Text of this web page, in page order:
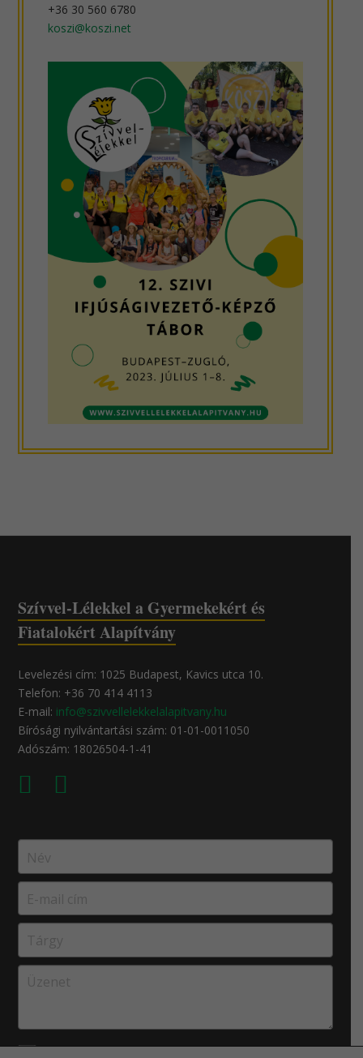
+36 30 560 6780
koszi@koszi.net
Szívvel-Lélekkel a Gyermekekért és
Fiatalokért Alapítvány
Levelezési cím: 1025 Budapest, Kavics utca 10.
Telefon: +36 70 414 4113
E-mail: info@szivvellelekkelalapitvany.hu
Bírósági nyilvántartási szám: 01-01-0011050
Adószám: 18026504-1-41